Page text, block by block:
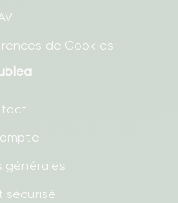
de Cookies
générales
sécurisé